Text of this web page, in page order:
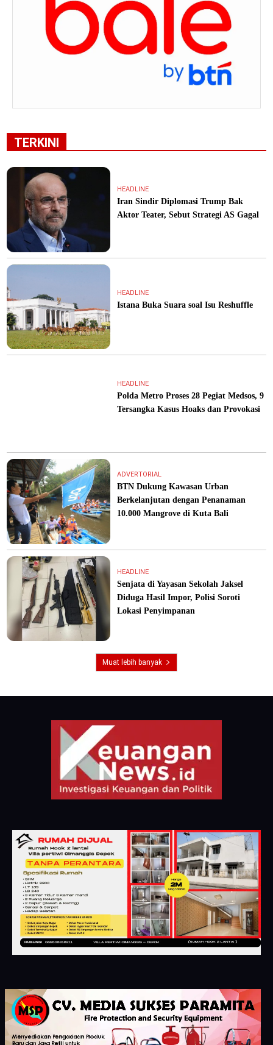
TERKINI
HEADLINE
Iran Sindir Diplomasi Trump Bak
Aktor Teater, Sebut Strategi AS Gagal
HEADLINE
Istana Buka Suara soal Isu Reshuffle
HEADLINE
Polda Metro Proses 28 Pegiat Medsos, 9
Tersangka Kasus Hoaks dan Provokasi
ADVERTORIAL
BTN Dukung Kawasan Urban
Berkelanjutan dengan Penanaman
10.000 Mangrove di Kuta Bali
HEADLINE
Senjata di Yayasan Sekolah Jaksel
Diduga Hasil Impor, Polisi Soroti
Lokasi Penyimpanan
Muat lebih banyak